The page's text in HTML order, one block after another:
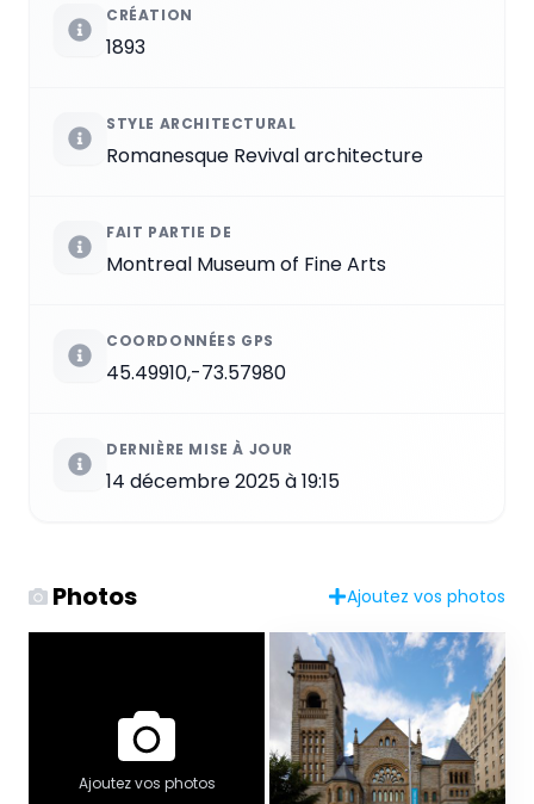
CRÉATION
1893
STYLE ARCHITECTURAL
Romanesque Revival architecture
FAIT PARTIE DE
Montreal Museum of Fine Arts
COORDONNÉES GPS
45.49910,-73.57980
DERNIÈRE MISE À JOUR
14 décembre 2025 à 19:15
Photos Ajoutez vos photos
Ajoutez vos photos